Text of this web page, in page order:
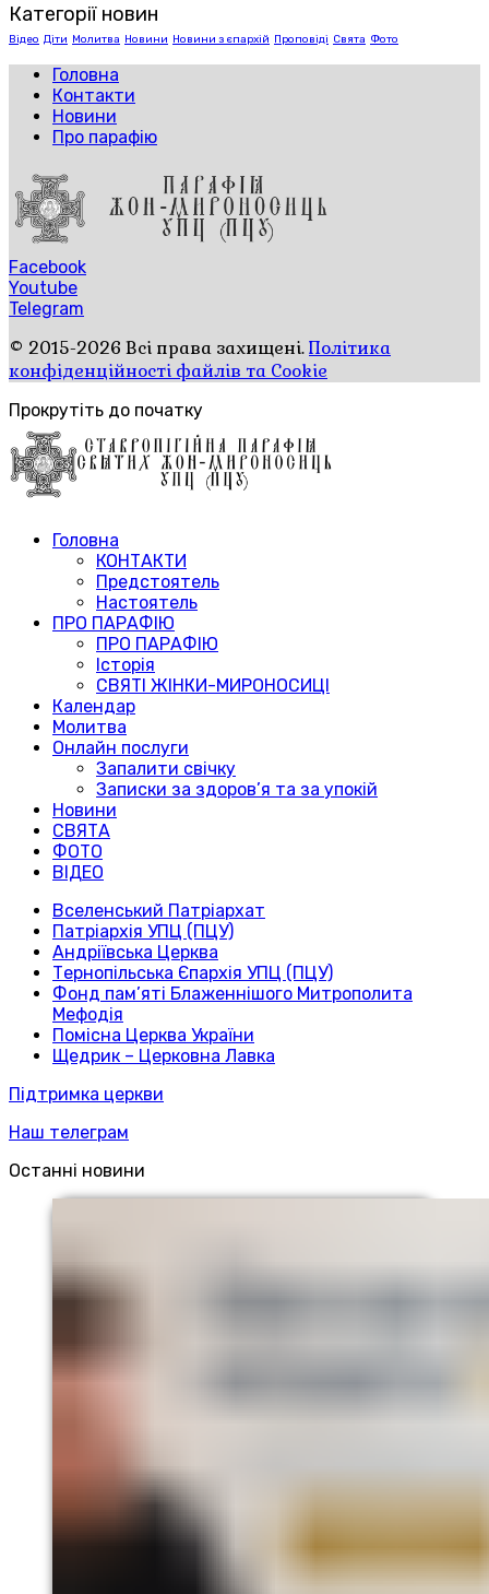
Категорії новин
Відео Діти Молитва Новини Новини з єпархій Проповіді Свята Фото
Головна
Контакти
Новини
Про парафію
Facebook
Youtube
Telegram
© 2015-2026 Всі права захищені.Політика
конфіденційності файлів та Cookie
Прокрутіть до початку
Головна
КОНТАКТИ
Предстоятель
Настоятель
ПРО ПАРАФІЮ
ПРО ПАРАФІЮ
Історія
СВЯТІ ЖІНКИ-МИРОНОСИЦІ
Календар
Молитва
Онлайн послуги
Запалити свічку
Записки за здоров’я та за упокій
Новини
СВЯТА
ФОТО
ВІДЕО
Вселенський Патріархат
Патріархія УПЦ (ПЦУ)
Андріївська Церква
Тернопільська Єпархія УПЦ (ПЦУ)
Фонд пам’яті Блаженнішого Митрополита
Мефодія
Помісна Церква України
Щедрик – Церковна Лавка
Підтримка церкви
Наш телеграм
Останні новини